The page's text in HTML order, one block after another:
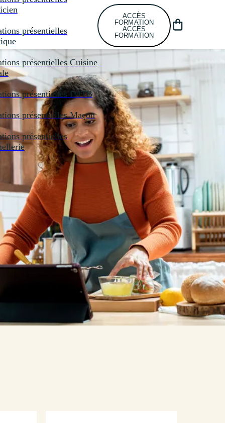
présentielles
présentielles Cuisine
présentielles IMTB
présentielles Maçon
présentielles
ACCÈS
FORMATION
ACCÈS
FORMATION